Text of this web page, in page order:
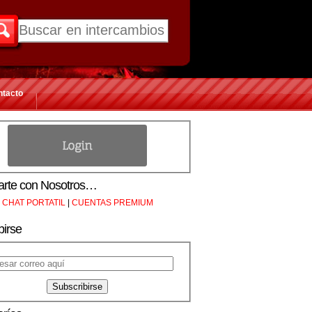
con Nosotros…
CHAT PORTATIL | CUENTAS PREMIUM